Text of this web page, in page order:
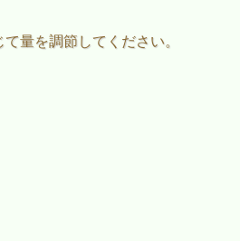
量を調節してください。